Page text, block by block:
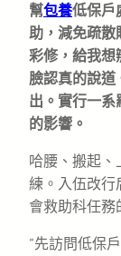
幫包養低保戶
助，減免疏散
彩修，給我想
臉認真的說道
出。實行一系
的影響。
哈腰、搬起、
練。入伍改行
會救助科任務
“先訪問低保